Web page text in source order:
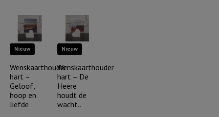
Heere
aantal
aantal
Nieuw
Wenskaarthouder
hart –
Geloof,
hoop en
liefde
Nieuw
Wenskaarthouder
hart – De
Heere
houdt de
wacht..